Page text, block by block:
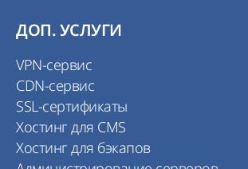
ДОП. УСЛУГИ
VPN-сервис
CDN-сервис
SSL-сертификаты
Хостинг для CMS
Хостинг для бэкапов